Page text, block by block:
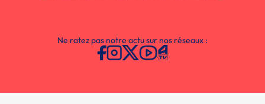
Ne ratez pas notre actu sur nos réseaux :